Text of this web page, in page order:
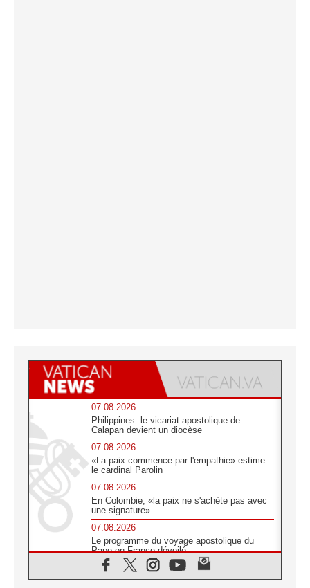
07.08.2026
Philippines: le vicariat apostolique de
Calapan devient un diocèse
07.08.2026
«La paix commence par l'empathie» estime
le cardinal Parolin
07.08.2026
En Colombie, «la paix ne s'achète pas avec
une signature»
07.08.2026
Le programme du voyage apostolique du
Pape en France dévoilé
07.08.2026
1ère Conférence continentale sur l'éducation